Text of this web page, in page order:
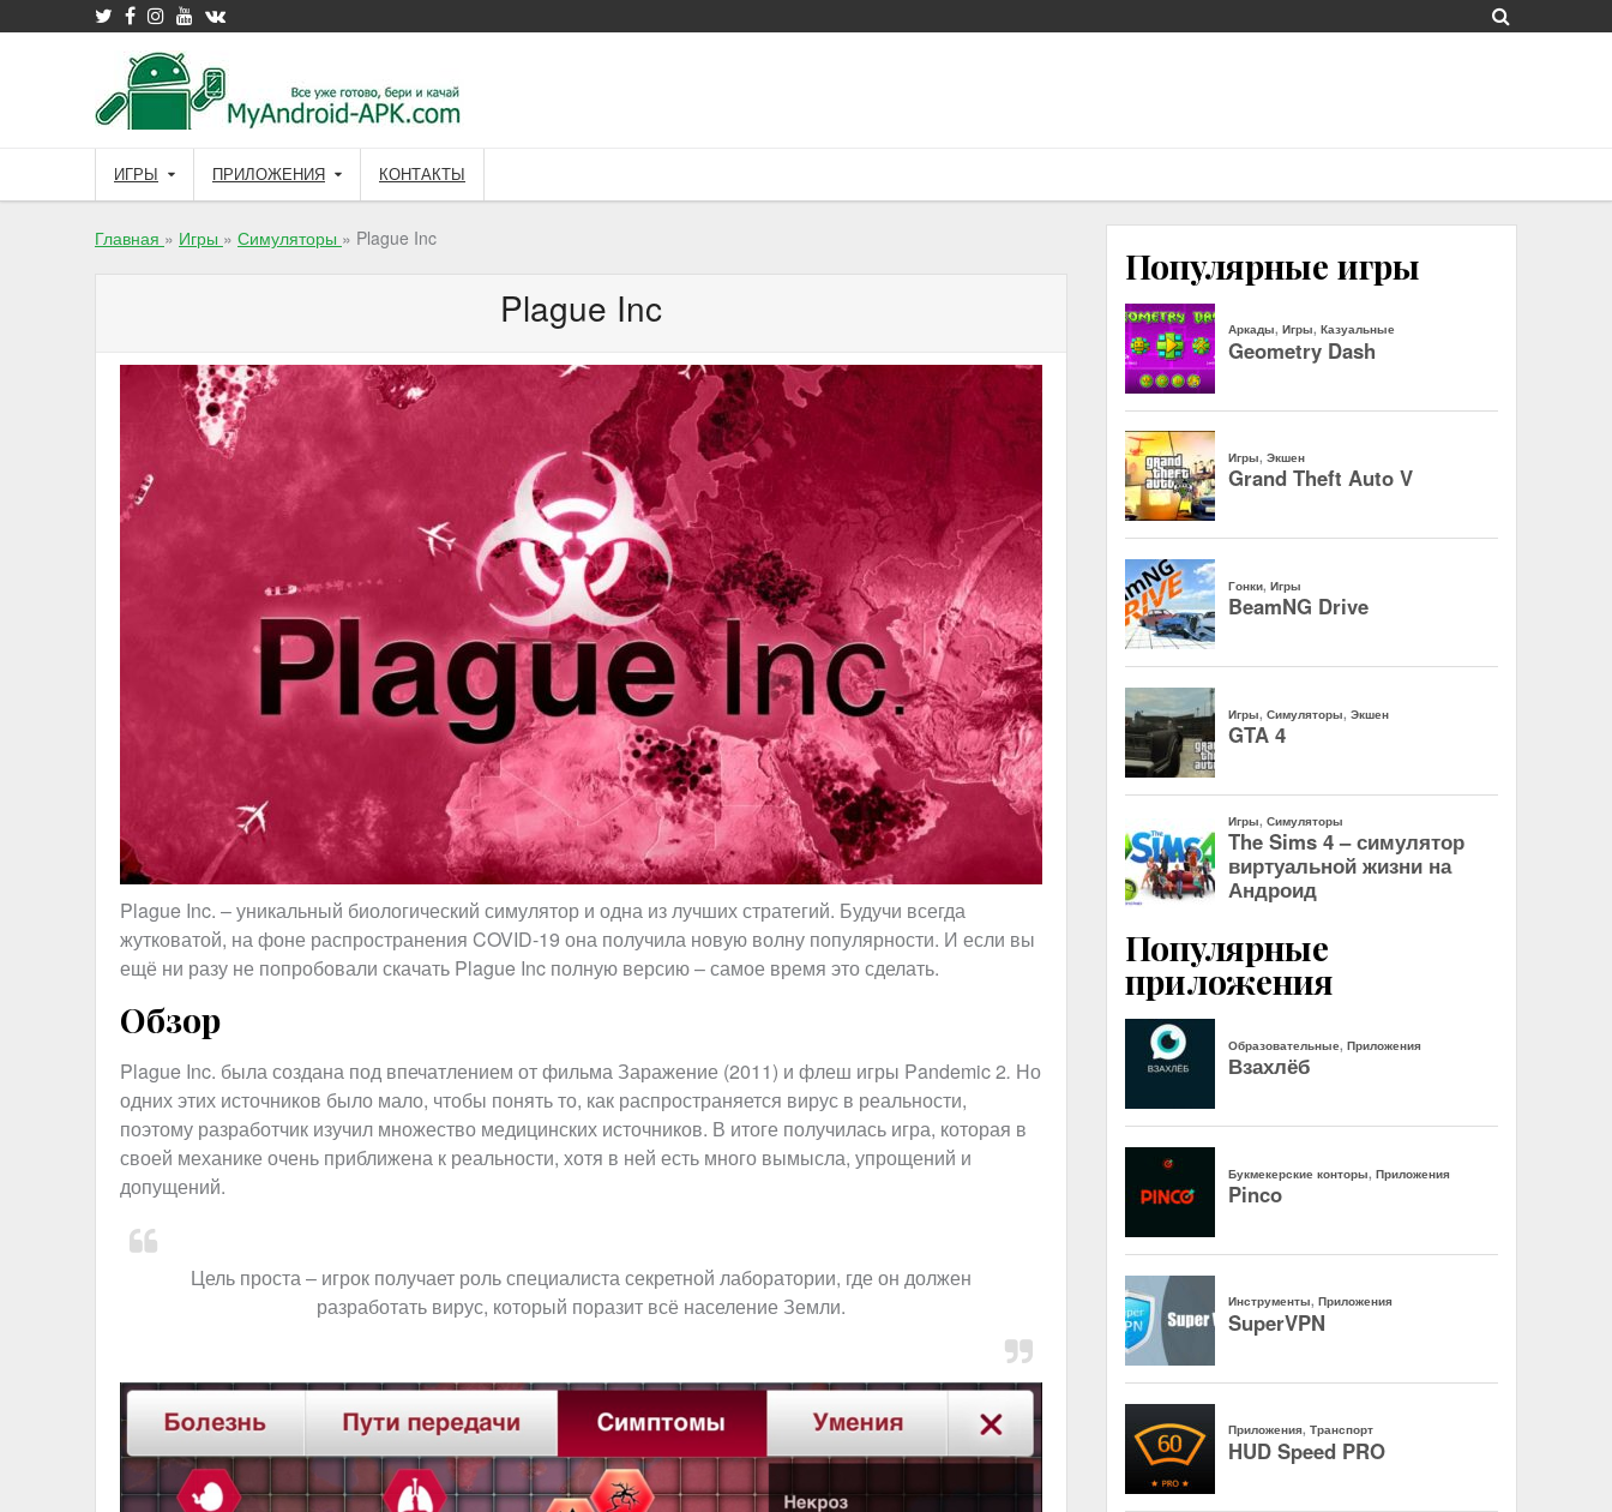
to
ИГРЫ ПРИЛОЖЕНИЯ КОНТАКТЫ
Главная » Игры » Симуляторы » Plague Inc
Plague Inc
Plague Inc. – уникальный биологический симулятор и одна из лучших стратегий. Будучи всегда
жутковатой, на фоне распространения COVID-19 она получила новую волну популярности. И если вы
ещё ни разу не попробовали скачать Plague Inc полную версию – самое время это сделать.
Обзор
Plague Inc. была создана под впечатлением от фильма Заражение (2011) и флеш игры Pandemic 2. Но
одних этих источников было мало, чтобы понять то, как распространяется вирус в реальности,
поэтому разработчик изучил множество медицинских источников. В итоге получилась игра, которая в
своей механике очень приближена к реальности, хотя в ней есть много вымысла, упрощений и
допущений.
Цель проста – игрок получает роль специалиста секретной лаборатории, где он должен
разработать вирус, который поразит всё население Земли.
Популярные игры
Популярные
приложения